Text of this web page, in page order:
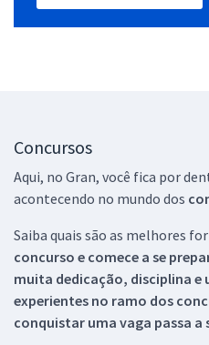
Concursos
Aqui, no Gran, você fica por
acontecendo no mundo dos
Saiba quais são as melhores
concurso e comece a se
muita dedicação, disciplina e
experientes no ramo dos
conquistar uma vaga passa a